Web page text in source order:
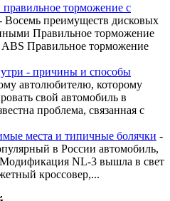
торможение с
Восемь преимуществ дисковых
Правильное торможение
ABS Правильное торможение
- причины и способы
автолюбителю, которому
свой автомобиль в
проблема, связанная с
места и типичные болячки -
в России автомобиль,
NL-3 вышла в свет
кроссовер,...